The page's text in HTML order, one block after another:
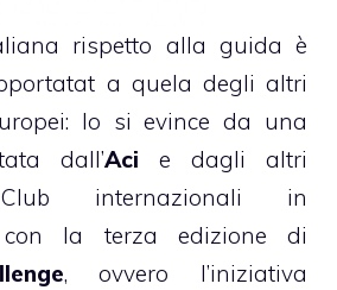
rispetto alla guida è
a quela degli altri
lo si evince da una
dall’Aci e dagli altri
internazionali in
con la terza edizione di
, ovvero l’iniziativa